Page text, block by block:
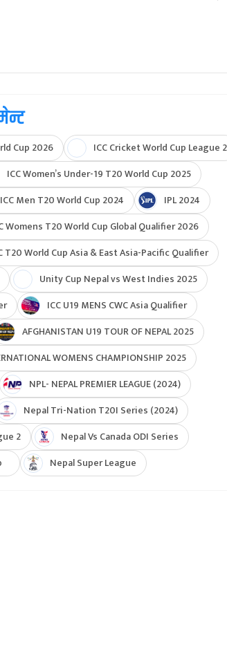
Cup 2026
ICC Cricket World Cup League 2
ICC Women’s Under-19 T20 World Cup 2025
ICC Men T20 World Cup 2024
IPL 2024
Womens T20 World Cup Global Qualifier 2026
T20 World Cup Asia & East Asia-Pacific Qualifier
Unity Cup Nepal vs West Indies 2025
ICC U19 MENS CWC Asia Qualifier
AFGHANISTAN U19 TOUR OF NEPAL 2025
WOMENS CHAMPIONSHIP 2025
NPL- NEPAL PREMIER LEAGUE (2024)
Nepal Tri-Nation T20I Series (2024)
2
Nepal Vs Canada ODI Series
Nepal Super League